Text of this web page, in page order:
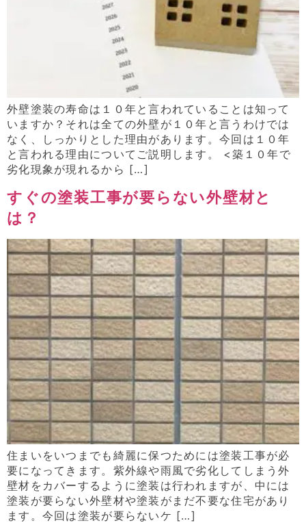
外壁塗装の寿命は１０年と言われていることは知って
いますか？それは全ての外壁が１０年と言うわけでは
なく、しっかりとした理由があります。今回は１０年
と言われる理由についてご説明します。 <築１０年で
劣化現象が現れるから […]
すぐの塗装工事が要らない外壁材と
は？
住まいをいつまでも綺麗に保つためには塗装工事が必
要になってきます。紫外線や雨風で劣化してしまう外
壁材をカバーするように塗装は行われますが、中には
塗装が要らない外壁材や塗装がまだ不要な住宅があり
ます。今回は塗装が要らないケ […]